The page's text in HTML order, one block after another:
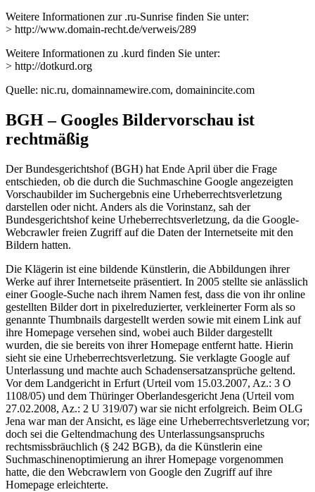
Weitere Informationen zur .ru-Sunrise finden Sie unter:
> http://www.domain-recht.de/verweis/289
Weitere Informationen zu .kurd finden Sie unter:
> http://dotkurd.org
Quelle: nic.ru, domainnamewire.com, domainincite.com
BGH – Googles Bildervorschau ist
rechtmäßig
Der Bundesgerichtshof (BGH) hat Ende April über die Frage
entschieden, ob die durch die Suchmaschine Google angezeigten
Vorschaubilder im Suchergebnis eine Urheberrechtsverletzung
darstellen oder nicht. Anders als die Vorinstanz, sah der
Bundesgerichtshof keine Urheberrechtsverletzung, da die Google-
Webcrawler freien Zugriff auf die Daten der Internetseite mit den
Bildern hatten.
Die Klägerin ist eine bildende Künstlerin, die Abbildungen ihrer
Werke auf ihrer Internetseite präsentiert. In 2005 stellte sie anlässlich
einer Google-Suche nach ihrem Namen fest, dass die von ihr online
gestellten Bilder dort in pixelreduzierter, verkleinerter Form als so
genannte Thumbnails dargestellt werden sowie mit einem Link auf
ihre Homepage versehen sind, wobei auch Bilder dargestellt
wurden, die sie bereits von ihrer Homepage entfernt hatte. Hierin
sieht sie eine Urheberrechtsverletzung. Sie verklagte Google auf
Unterlassung und machte auch Schadensersatzansprüche geltend.
Vor dem Landgericht in Erfurt (Urteil vom 15.03.2007, Az.: 3 O
1108/05) und dem Thüringer Oberlandesgericht Jena (Urteil vom
27.02.2008, Az.: 2 U 319/07) war sie nicht erfolgreich. Beim OLG
Jena war man der Ansicht, es läge eine Urheberrechtsverletzung vor;
doch sei die Geltendmachung des Unterlassungsanspruchs
rechtsmissbräuchlich (§ 242 BGB), da die Künstlerin eine
Suchmaschinenoptimierung an ihrer Homepage vorgenommen
hatte, die den Webcrawlern von Google den Zugriff auf ihre
Homepage erleichterte.